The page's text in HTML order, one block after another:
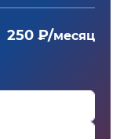
250 ₽/месяц